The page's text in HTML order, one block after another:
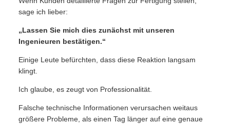
sage ich lieber:
„Lassen Sie mich dies zunächst mit unseren
Ingenieuren bestätigen.“
Einige Leute befürchten, dass diese Reaktion langsam
klingt.
Ich glaube, es zeugt von Professionalität.
Falsche technische Informationen verursachen weitaus
größere Probleme, als einen Tag länger auf eine genaue